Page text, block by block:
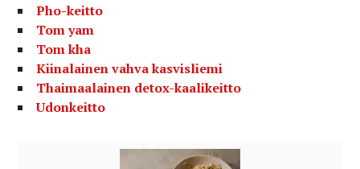
Pho-keitto
Tom yam
Tom kha
Kiinalainen vahva kasvisliemi
Thaimaalainen detox-kaalikeitto
Udonkeitto